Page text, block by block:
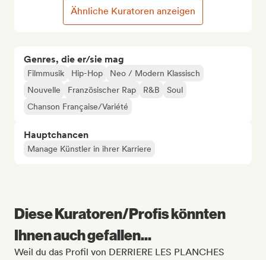
Genres, die er/sie mag
Filmmusik Hip-Hop
Neo / Modern Klassisch
Nouvelle
Französischer Rap R&B
Soul
Chanson Française/Variété
Hauptchancen
Manage Künstler in ihrer Karriere
Ähnliche Kuratoren anzeigen
Diese Kuratoren/Profis könnten
Ihnen auch gefallen...
Weil du das Profil von DERRIERE LES PLANCHES